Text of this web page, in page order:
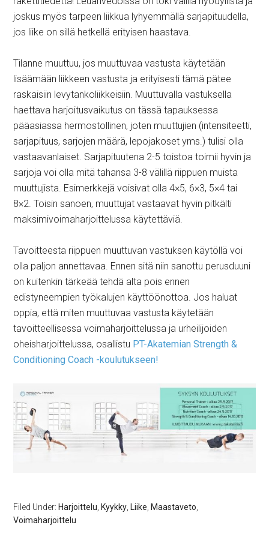
joskus myös tarpeen liikkua lyhyemmällä sarjapituudella,
jos liike on sillä hetkellä erityisen haastava.
Tilanne muuttuu, jos muuttuvaa vastusta käytetään
lisäämään liikkeen vastusta ja erityisesti tämä pätee
raskaisiin levytankoliikkeisiin. Muuttuvalla vastuksella
haettava harjoitusvaikutus on tässä tapauksessa
pääasiassa hermostollinen, joten muuttujien (intensiteetti,
sarjapituus, sarjojen määrä, lepojakoset yms.) tulisi olla
vastaavanlaiset. Sarjapituutena 2-5 toistoa toimii hyvin ja
sarjoja voi olla mitä tahansa 3-8 välillä riippuen muista
muuttujista. Esimerkkejä voisivat olla 4×5, 6×3, 5×4 tai
8×2. Toisin sanoen, muuttujat vastaavat hyvin pitkälti
maksimivoimaharjoittelussa käytettäviä.
Tavoitteesta riippuen muuttuvan vastuksen käytöllä voi
olla paljon annettavaa. Ennen sitä niin sanottu perusduuni
on kuitenkin tärkeää tehdä alta pois ennen
edistyneempien työkalujen käyttöönottoa. Jos haluat
oppia, että miten muuttuvaa vastusta käytetään
tavoitteellisessa voimaharjoittelussa ja urheilijoiden
oheisharjoittelussa, osallistu PT-Akatemian Strength &
Conditioning Coach -koulutukseen!
Filed Under: Harjoittelu Kyykky Liike Maastaveto
Voimaharjoittelu